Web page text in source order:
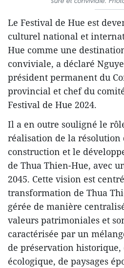
Le Festival de Hue est
culturel national et
Hue comme une
conviviale, a déclaré
président permanent du
provincial et chef du
Festival de Hue 2024.
Il a en outre souligné le
réalisation de la résolution
construction et le
de Thua Thien-Hue, avec
2045. Cette vision est
transformation de Thua
gérée de manière
valeurs patrimoniales et
caractérisée par un
de préservation historique,
écologique, de paysages